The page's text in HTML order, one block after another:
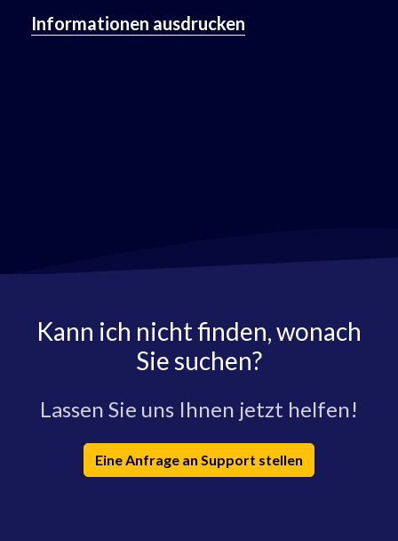
Informationen ausdrucken
Kann ich nicht finden, wonach
Sie suchen?
Lassen Sie uns Ihnen jetzt helfen!
Eine Anfrage an Support stellen